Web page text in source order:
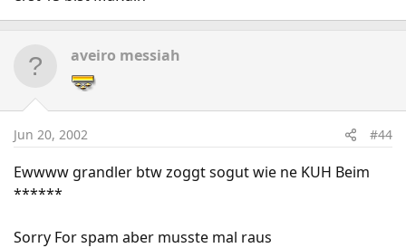
aveiro messiah
Jun 20, 2002 #44
Ewwww grandler btw zoggt sogut wie ne KUH Beim
******
Sorry For spam aber musste mal raus